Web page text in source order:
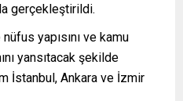
gerçekleştirildi.
nüfus yapısını ve kamu
yansıtacak şekilde
İstanbul, Ankara ve İzmir